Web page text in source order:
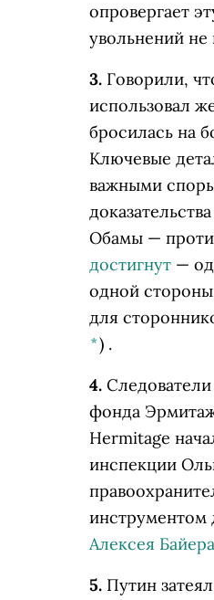
опровергает
увольнений не
3. Говорили,
использовал
бросилась на
Ключевые
важными
Обамы —
достигнут —
одной
для
*) .
4.
фонда
Hermitage
инспекции
инструментом
Алексея Байера
5. Путин